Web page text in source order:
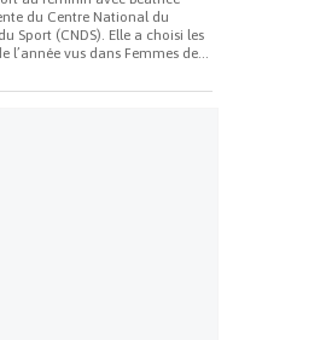
du Centre National du
Sport (CNDS). Elle a choisi les
l’année vus dans Femmes de...